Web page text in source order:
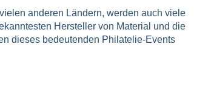
anderen Ländern, werden auch viele
Hersteller von Material und die
dieses bedeutenden Philatelie-Events